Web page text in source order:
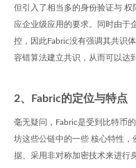
但引入了相当多的身份验证与
应企业级应用的要求。同时由于
控，因此Fabric没有强调其共识
容错算法建立共识，从而可以达
2、Fabric的定位与特点
毫无疑问，Fabric是受到比特币
坊这些公链中的一些 核心特性
据、采用非对称加密技术来进行